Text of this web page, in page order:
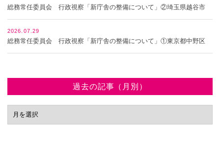
総務常任委員会 行政視察「新庁舎の整備について」②埼玉県越谷市
2026.07.29
総務常任委員会 行政視察「新庁舎の整備について」①東京都中野区
過去の記事（月別）